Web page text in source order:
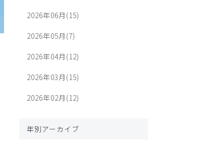
2026年06月(15)
2026年05月(7)
2026年04月(12)
2026年03月(15)
2026年02月(12)
年別アーカイブ